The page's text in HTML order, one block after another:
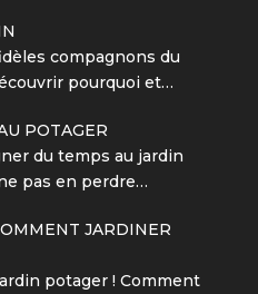
compagnons du
pourquoi et…
POTAGER
du temps au jardin
pas en perdre…
JARDINER
potager ! Comment